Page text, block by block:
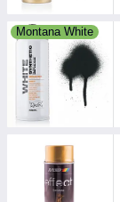
Montana White